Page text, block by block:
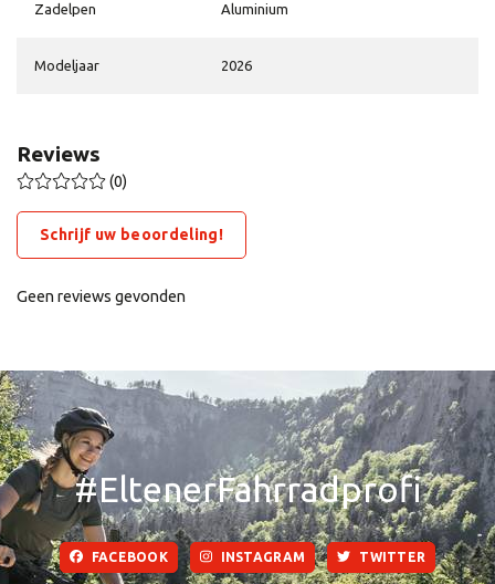
Zadelpen Aluminium
Modeljaar 2026
Reviews
(0)
Schrijf uw beoordeling!
Geen reviews gevonden
#EltenerFahrradprofi
FACEBOOK INSTAGRAM TWITTER